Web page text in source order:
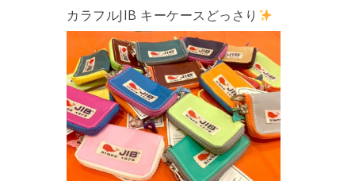
カラフルJIB キーケースどっさり